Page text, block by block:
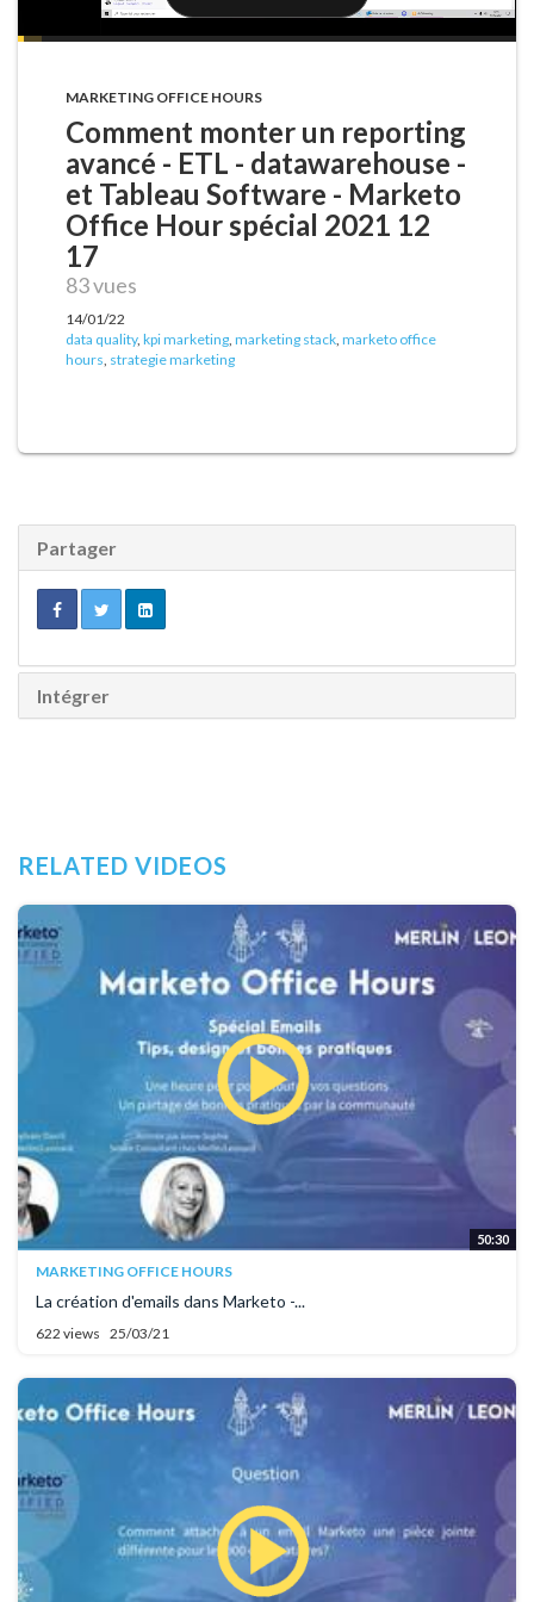
MARKETING OFFICE HOURS
Comment monter un reporting
avancé - ETL - datawarehouse -
et Tableau Software - Marketo
Office Hour spécial 2021 12
17
83 vues
14/01/22
data quality, kpi marketing, marketing stack, marketo office
hours, strategie marketing
Partager
Intégrer
RELATED VIDEOS
50:30
MARKETING OFFICE HOURS
La création d'emails dans Marketo -...
622 views 25/03/21